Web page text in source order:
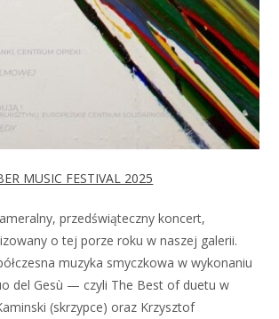
MUSIC FESTIVAL 2025
przedświąteczny koncert,
o tej porze roku w naszej galerii.
muzyka smyczkowa w wykonaniu
del Gesù — czyli The Best of duetu w
(skrzypce) oraz Krzysztof